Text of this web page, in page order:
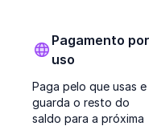
Pagamento por
uso
Paga pelo que usas e
guarda o resto do
saldo para a próxima